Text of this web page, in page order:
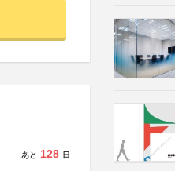
あと 128 日